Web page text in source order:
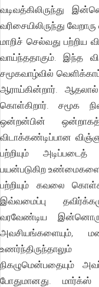
வடிவத்கிலிருந்து
வரிசையிலிருந்து
மாறிச் செல்வது பற்றிய
வாய்ந்ததாகும். இந்த
சமூகவாழ்வில்
ஆராய்கின்றார்.
கொள்கிறார். சமூக
ஒன்றன்பின்
விடாக்கண்டிப்பான
பற்றியும்
பயன்படுகிற உண்மைகளை
பற்றியும் கவலை
இவ்வமைப்பு
வரவேண்டிய
அவசியங்களையும்,
நிகழுமென்பதையும்
போதுமானது.